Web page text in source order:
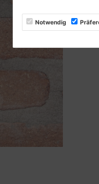
Notwendig